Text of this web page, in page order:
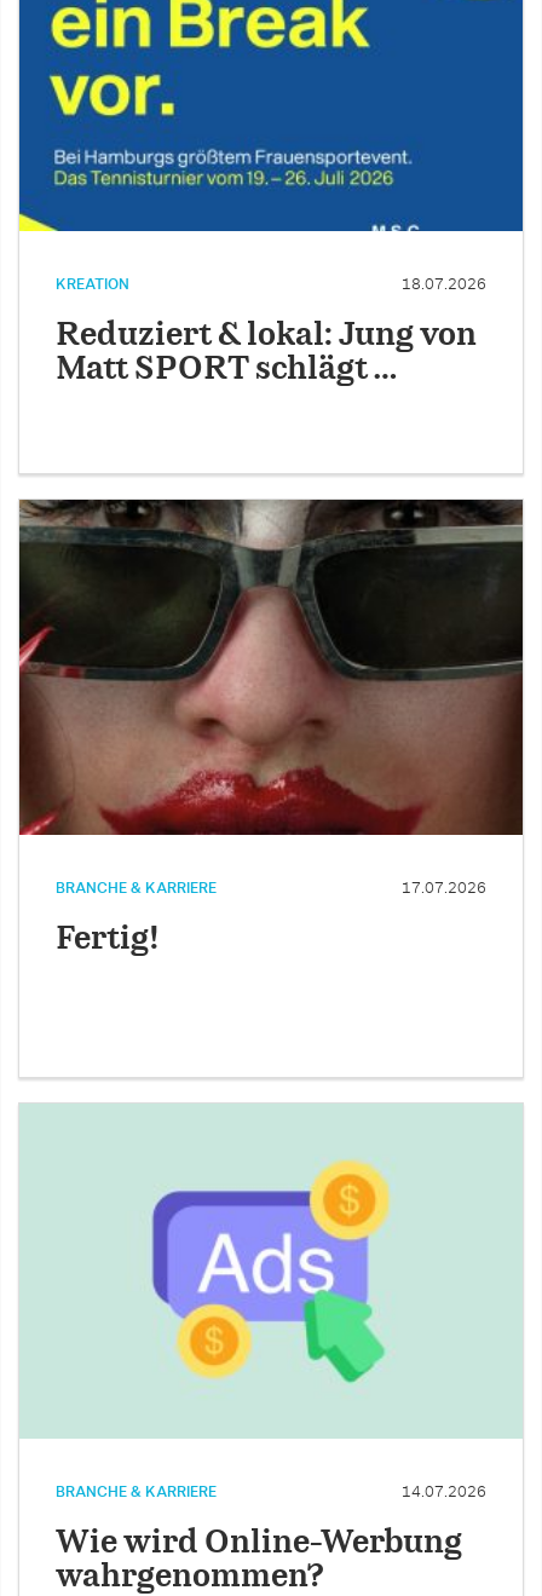
KREATION 18.07.2026
Reduziert & lokal: Jung von
Matt SPORT schlägt …
BRANCHE & KARRIERE 17.07.2026
Fertig!
BRANCHE & KARRIERE 14.07.2026
Wie wird Online-Werbung
wahrgenommen?